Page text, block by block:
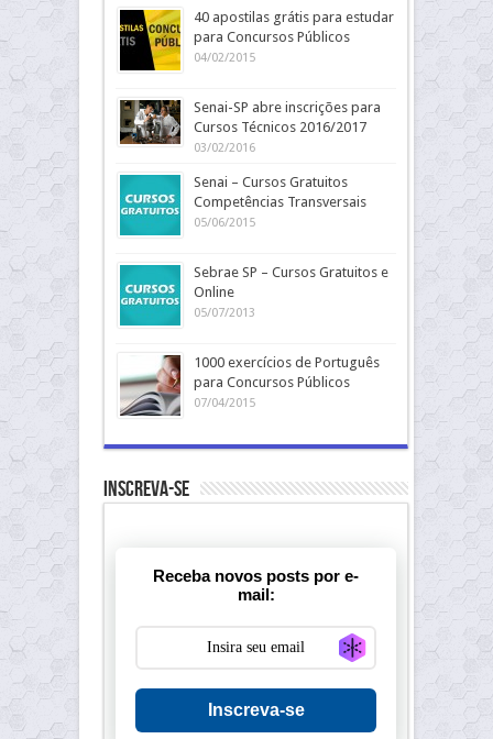
40 apostilas grátis para estudar
para Concursos Públicos
04/02/2015
Senai-SP abre inscrições para
Cursos Técnicos 2016/2017
03/02/2016
Senai – Cursos Gratuitos
Competências Transversais
05/06/2015
Sebrae SP – Cursos Gratuitos e
Online
05/07/2013
1000 exercícios de Português
para Concursos Públicos
07/04/2015
Inscreva-se
Receba novos posts por e-
mail:
Inscreva-se